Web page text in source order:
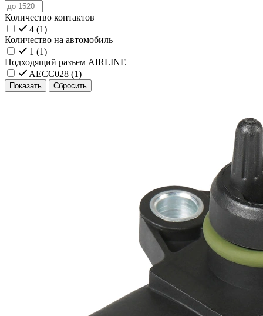
Количество контактов
4 (1)
Количество на автомобиль
1 (1)
Подходящий разъем AIRLINE
AECC028 (1)